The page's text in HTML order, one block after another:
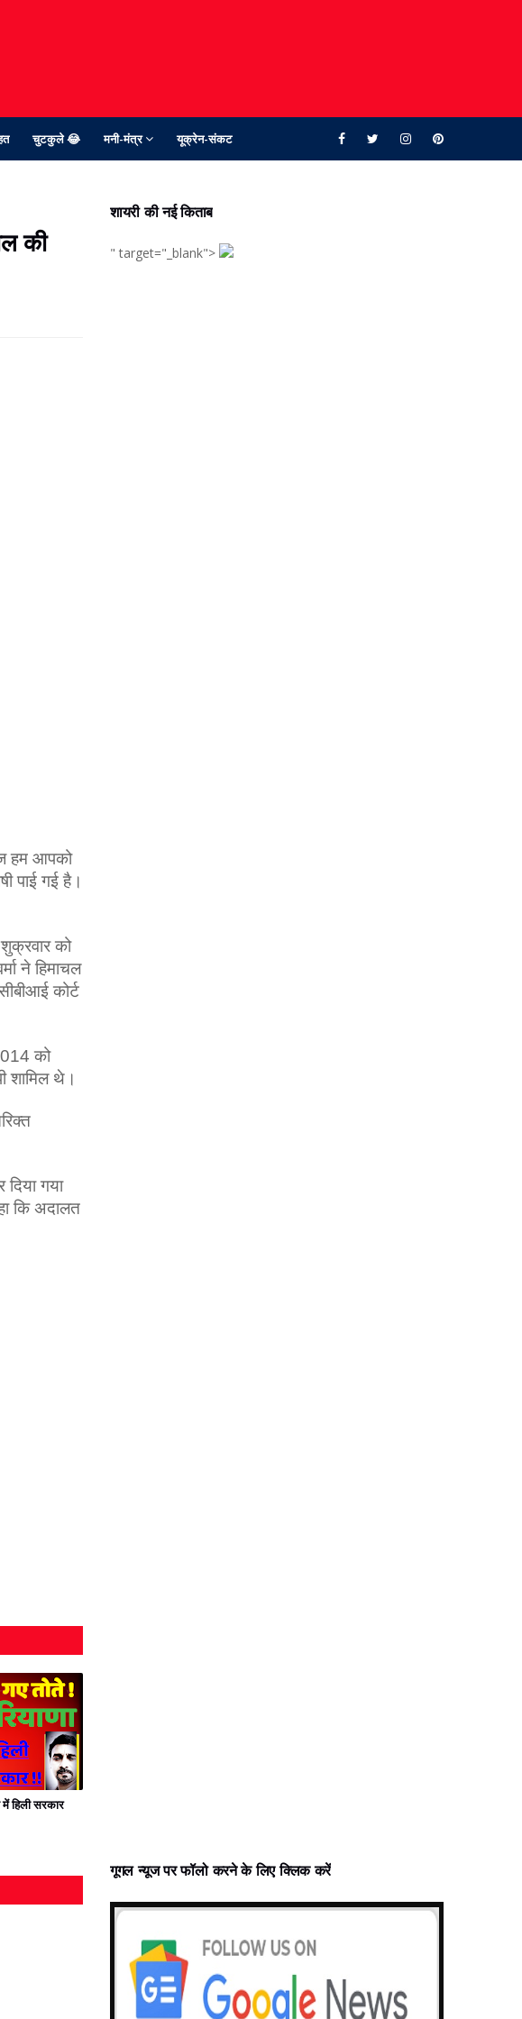
चुटकुले 😂 मनी-मंत्र यूक्रेन-संकट
की
हम आपको
पाई गई है।
को
ने हिमाचल
कोर्ट
को
शामिल थे।
गया
कि अदालत
में हिली सरकार
शायरी की नई किताब
" target="_blank">
गूगल न्‍यूज पर फॉलो करने के लिए क्लिक करें